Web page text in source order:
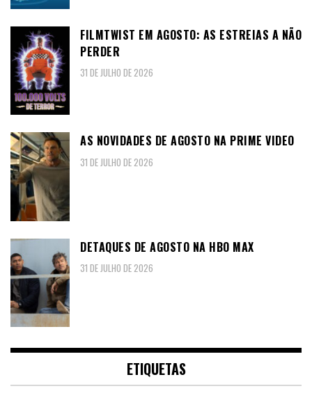
FILMTWIST EM AGOSTO: AS ESTREIAS A NÃO
PERDER
31 DE JULHO DE 2026
AS NOVIDADES DE AGOSTO NA PRIME VIDEO
31 DE JULHO DE 2026
DETAQUES DE AGOSTO NA HBO MAX
31 DE JULHO DE 2026
ETIQUETAS